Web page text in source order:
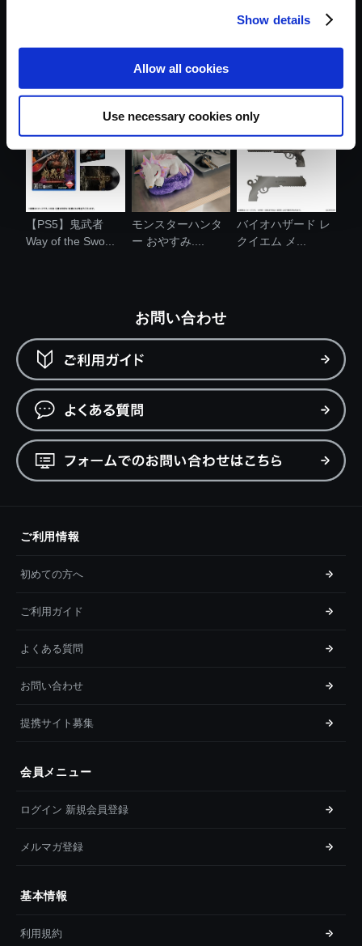
Show details
Allow all cookies
Use necessary cookies only
モンスターハンタ
【PS5】鬼武者
Way of the Swo...
モンスターハンタ
ー おやすみ....
バイオハザード レ
クイエム メ...
お問い合わせ
ご利用情報
初めての方へ
ご利用ガイド
よくある質問
お問い合わせ
提携サイト募集
会員メニュー
ログイン 新規会員登録
メルマガ登録
基本情報
利用規約